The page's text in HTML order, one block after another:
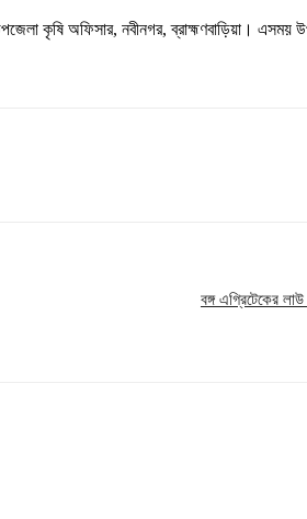
কৃষি অফিসার, নবীনগর, ব্রাহ্মণবাড়িয়া।
বঙ্গ এগ্রিটেকের